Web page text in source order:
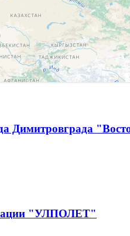
Димитровграда
"УЛПОЛЕТ"